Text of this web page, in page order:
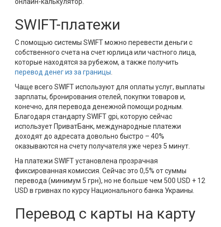
SWIFT-платежи
С помощью системы SWIFT можно перевести деньги с
собственного счета на счет юрлица или частного лица,
которые находятся за рубежом, а также получить
перевод денег из за границы
Чаще всего SWIFT используют для оплаты услуг, выплаты
зарплаты, бронирования отелей, покупки товаров и,
конечно, для перевода денежной помощи родным.
Благодаря стандарту SWIFT gpi, которую сейчас
использует ПриватБанк, международные платежи
доходят до адресата довольно быстро – 40%
оказываются на счету получателя уже через 5 минут.
На платежи SWIFT установлена прозрачная
фиксированная комиссия. Сейчас это 0,5% от суммы
перевода (минимум 5 грн), но не больше чем 500 USD + 12
USD в гривнах по курсу Национального банка Украины.
Перевод с карты на карту